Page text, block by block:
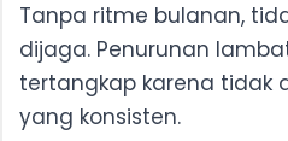
Tanpa ritme bulanan,
dijaga. Penurunan
tertangkap karena tidak
yang konsisten.